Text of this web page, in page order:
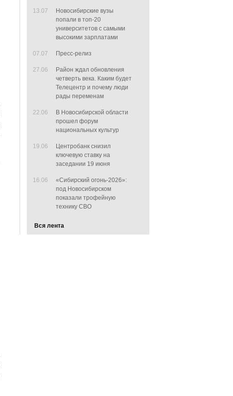
13.07
Новосибирские вузы
попали в топ-20
университетов с самыми
высокими зарплатами
07.07 Пресс-релиз
27.06
Район ждал обновления
четверть века. Каким будет
Телецентр и почему люди
рады переменам
22.06
В Новосибирской области
прошел форум
национальных культур
19.06
Центробанк снизил
ключевую ставку на
заседании 19 июня
16.06
«Сибирский огонь-2026»:
под Новосибирском
показали трофейную
технику СВО
Вся лента